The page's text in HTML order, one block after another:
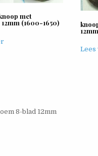
met
(1600-1650)
12mm
8-blad 12mm